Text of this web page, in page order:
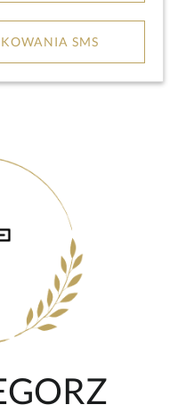
SMS